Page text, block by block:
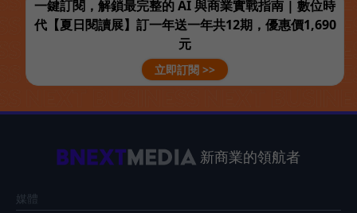
一鍵訂閱，解鎖最完整的 AI 與商業實戰指南 | 數位時
代【夏日閱讀展】訂一年送一年共12期，優惠價1,690
元
立即訂閱 >>
新商業的領航者
媒體